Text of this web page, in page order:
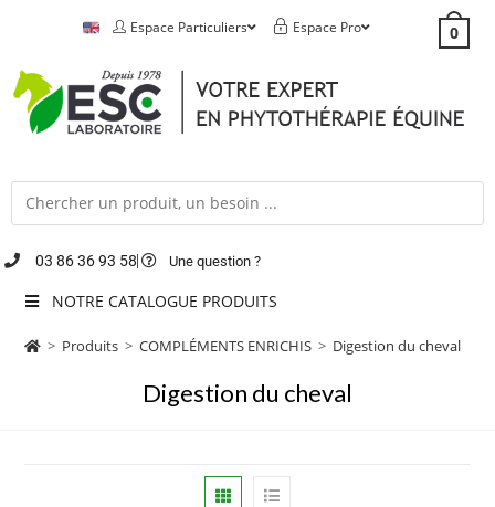
Espace Particuliers Espace Pro 0
03 86 36 93 58 Une question ?
NOTRE CATALOGUE PRODUITS
> Produits > COMPLÉMENTS ENRICHIS > Digestion du cheval
Digestion du cheval